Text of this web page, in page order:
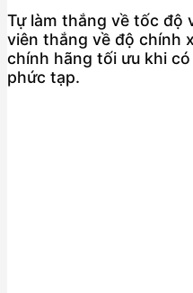
Tự làm thắng về tốc độ
viên thắng về độ chính
chính hãng tối ưu khi
phức tạp.